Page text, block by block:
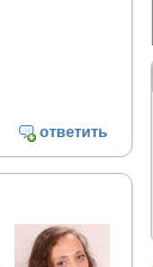
ответить